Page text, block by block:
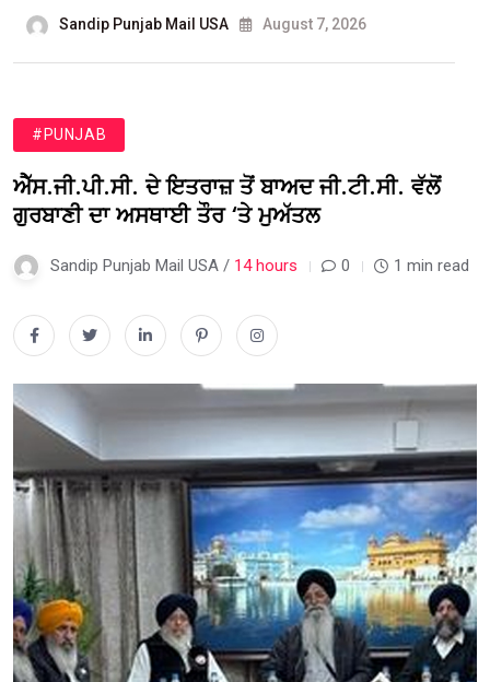
Sandip Punjab Mail USA August 7, 2026
#PUNJAB
ਐੱਸ.ਜੀ.ਪੀ.ਸੀ. ਦੇ ਇਤਰਾਜ਼ ਤੋਂ ਬਾਅਦ ਜੀ.ਟੀ.ਸੀ. ਵੱਲੋਂ
ਗੁਰਬਾਣੀ ਦਾ ਅਸਥਾਈ ਤੌਰ ‘ਤੇ ਮੁਅੱਤਲ
Sandip Punjab Mail USA / 14 hours 0 1 min read